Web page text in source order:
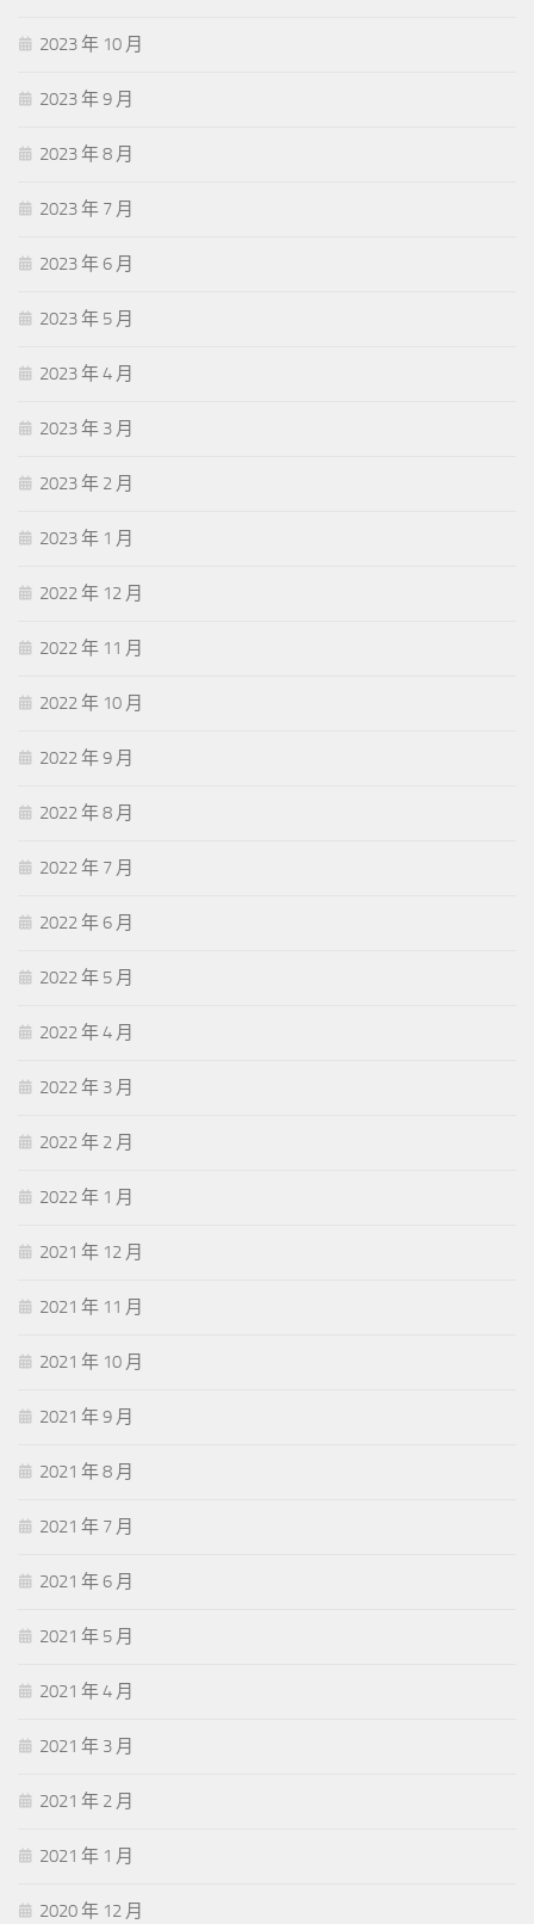
2023 年 10 月
2023 年 9 月
2023 年 8 月
2023 年 7 月
2023 年 6 月
2023 年 5 月
2023 年 4 月
2023 年 3 月
2023 年 2 月
2023 年 1 月
2022 年 12 月
2022 年 11 月
2022 年 10 月
2022 年 9 月
2022 年 8 月
2022 年 7 月
2022 年 6 月
2022 年 5 月
2022 年 4 月
2022 年 3 月
2022 年 2 月
2022 年 1 月
2021 年 12 月
2021 年 11 月
2021 年 10 月
2021 年 9 月
2021 年 8 月
2021 年 7 月
2021 年 6 月
2021 年 5 月
2021 年 4 月
2021 年 3 月
2021 年 2 月
2021 年 1 月
2020 年 12 月